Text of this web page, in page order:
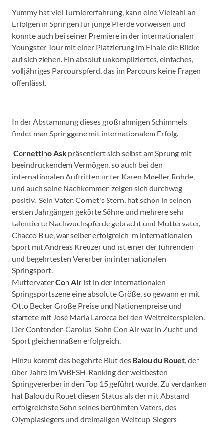
Yummy hat viel Turniererfahrung, kann eine Vielzahl an
Erfolgen in Springen für junge Pferde vorweisen und
konnte auch bei seiner Premiere in der internationalen
Youngster Tour mit einer Platzierung im Finale die Blicke
auf sich ziehen. Ein absolut unkompliziertes, einfaches,
volljähriges Parcourspferd, das im Parcours keine Fragen
offenlässt.
In der Abstammung dieses großrahmigen Schimmels
findet man Springgene mit internationalem Erfolg.
Cornettino Ask präsentiert sich selbst am Sprung mit
beeindruckendem Vermögen, so auch bei den
internationalen Auftritten unter Karen Moeller Rohde,
und auch seine Nachkommen zeigen sich durchweg
positiv. Sein Vater, Cornet's Stern, hat schon in seinen
ersten Jahrgängen gekörte Söhne und mehrere sehr
talentierte Nachwuchspferde gebracht und Muttervater,
Chacco Blue, war selber erfolgreich im internationalen
Sport mit Andreas Kreuzer und ist einer der führenden
und begehrtesten Vererber im internationalen
Springsport.
MuttervaterCon Air ist in der internationalen
Springsportszene eine absolute Größe, so gewann er mit
Otto Becker Große Preise und Nationenpreise und
startete mit José Maria Larocca bei den Weltreiterspielen.
Der Contender-Carolus-Sohn Con Air war in Zucht und
Sport gleichermaßen erfolgreich.
Hinzu kommt das begehrte Blut des Balou du Rouet, der
über Jahre im WBFSH-Ranking der weltbesten
Springvererber in den Top 15 geführt wurde. Zu verdanken
hat Balou du Rouet diesen Status als der mit Abstand
erfolgreichste Sohn seines berühmten Vaters, des
Olympiasiegers und dreimaligen Weltcup-Siegers